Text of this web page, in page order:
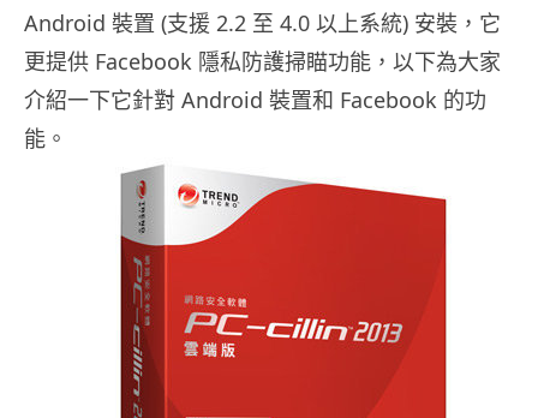
Android 裝置 (支援 2.2 至 4.0 以上系統) 安裝，它
更提供 Facebook 隱私防護掃瞄功能，以下為大家
介紹一下它針對 Android 裝置和 Facebook 的功
能。